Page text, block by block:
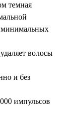
темная
минимальных
волосы
и без
импульсов